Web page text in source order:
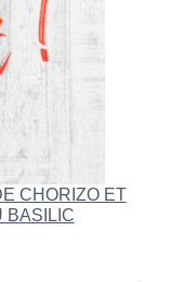
CHORIZO ET
BASILIC